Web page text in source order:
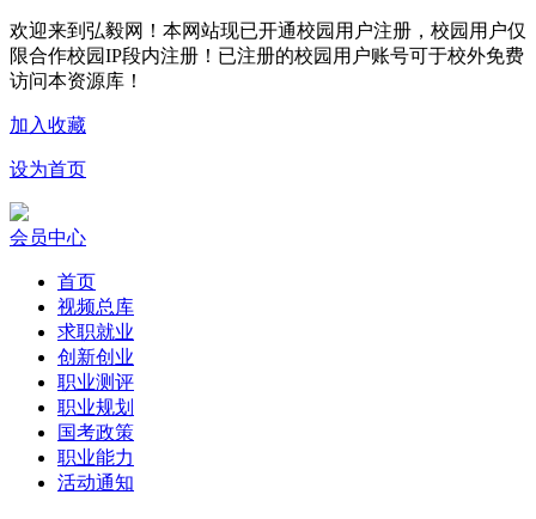
欢迎来到弘毅网！本网站现已开通校园用户注册，校园用户仅
限合作校园IP段内注册！已注册的校园用户账号可于校外免费
访问本资源库！
加入收藏
设为首页
会员中心
首页
视频总库
求职就业
创新创业
职业测评
职业规划
国考政策
职业能力
活动通知